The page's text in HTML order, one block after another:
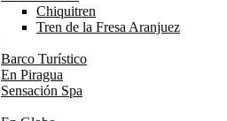
Chiquitren
Tren de la Fresa Aranjuez
Barco Turístico
En Piragua
Sensación Spa